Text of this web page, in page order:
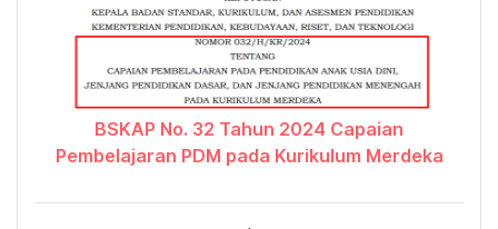
BSKAP No. 32 Tahun 2024 Capaian
Pembelajaran PDM pada Kurikulum Merdeka